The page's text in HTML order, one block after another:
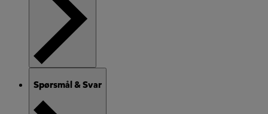
Spørsmål & Svar